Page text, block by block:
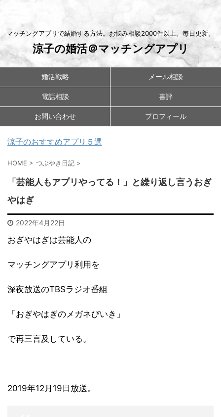
マッチングアプリで結婚する方法。お悩み相談2000件以上。毎日更新。
涼子の婚活＠マッチングアプリ
婚活戦略 メール相談
電話相談 書評
お問い合わせ プロフィール
涼子のおすすめアプリ５選
HOME > つぶやき日記 >
「芸能人もアプリやってる！」と繰り返し言うおぎ
やはぎ
2022年4月22日
おぎやはぎは芸能人の
マッチングアプリ利用を
深夜放送のTBSラジオ番組
「おぎやはぎのメガネびいき」
で再三言及している。
2019年12月19日放送。